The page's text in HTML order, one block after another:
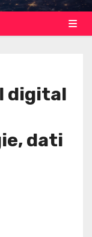
digital
dati